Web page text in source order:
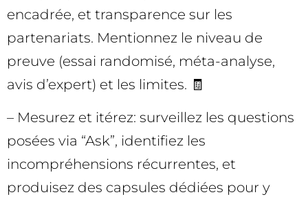
encadrée, et transparence sur les
partenariats. Mentionnez le niveau de
preuve (essai randomisé, méta-analyse,
avis d’expert) et les limites. 🧾
– Mesurez et itérez: surveillez les questions
posées via “Ask”, identifiez les
incompréhensions récurrentes, et
produisez des capsules dédiées pour y